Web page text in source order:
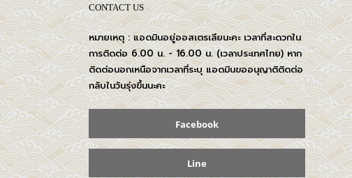
CONTACT US
หมายเหตุ : แอดมินอยู่ออสเตรเลียนะคะ เวลาที่สะดวกใน
การติดต่อ 6.00 น. - 16.00 น. (เวลาประเทศไทย) หาก
ติดต่อนอกเหนือจากเวลาที่ระบุ แอดมินขออนุญาติติดต่อ
กลับในวันรุ่งขึ้นนะคะ
Facebook
Line